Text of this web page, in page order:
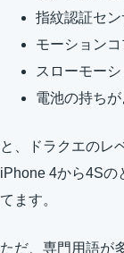
指紋認証セ
モーション
スローモー
電池の持ち
と、ドラクエのレ
iPhone 4から4Sの
てます。
ただ、専門用語が